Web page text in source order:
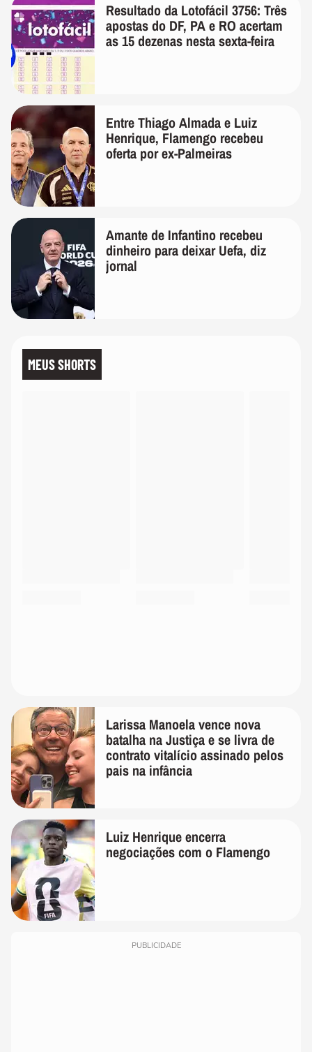
Resultado da Lotofácil 3756: Três
apostas do DF, PA e RO acertam
as 15 dezenas nesta sexta-feira
Entre Thiago Almada e Luiz
Henrique, Flamengo recebeu
oferta por ex-Palmeiras
Amante de Infantino recebeu
dinheiro para deixar Uefa, diz
jornal
MEUS SHORTS
Larissa Manoela vence nova
batalha na Justiça e se livra de
contrato vitalício assinado pelos
pais na infância
Luiz Henrique encerra
negociações com o Flamengo
PUBLICIDADE